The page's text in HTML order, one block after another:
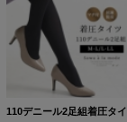
110デニール2足組着圧タイ